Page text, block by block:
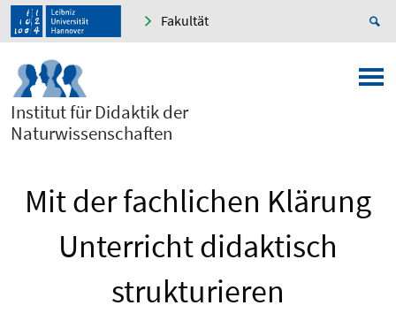
Fakultät
Institut für Didaktik der
Naturwissenschaften
Mit der fachlichen Klärung
Unterricht didaktisch
strukturieren